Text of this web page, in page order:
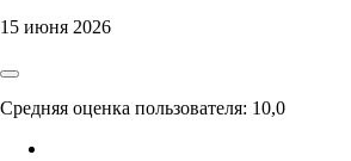
15 июня 2026
Средняя оценка пользователя: 10,0